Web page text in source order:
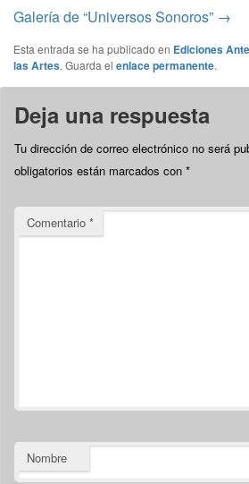
Galería de “Universos Sonoros” →
Esta entrada se ha publicado en Ediciones
las Artes. Guarda el enlace permanente.
Deja una respuesta
Tu dirección de correo electrónico no será
obligatorios están marcados con *
Comentario *
Nombre